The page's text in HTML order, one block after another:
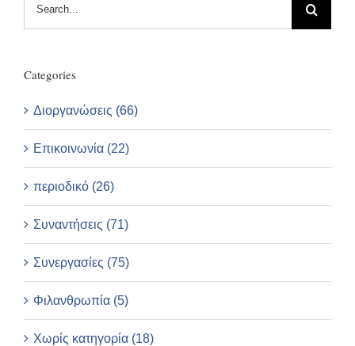
Categories
Διοργανώσεις (66)
Επικοινωνία (22)
περιοδικό (26)
Συναντήσεις (71)
Συνεργασίες (75)
Φιλανθρωπία (5)
Χωρίς κατηγορία (18)